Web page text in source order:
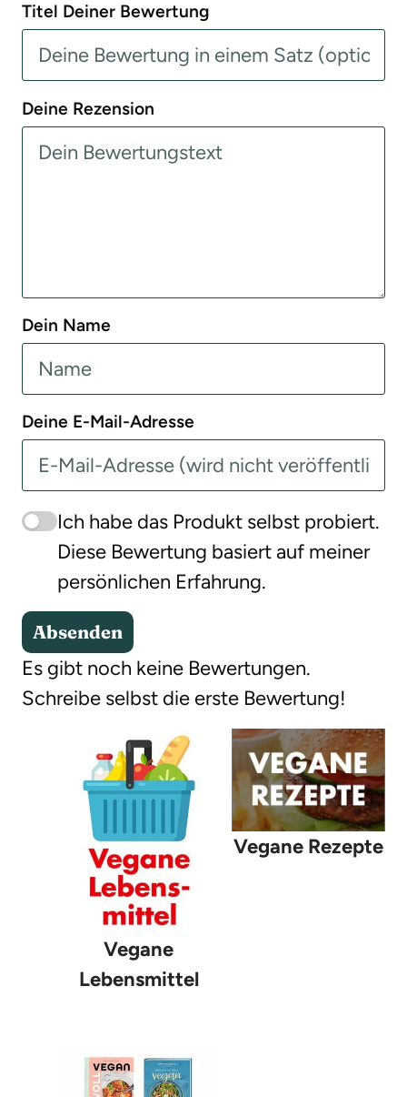
Titel Deiner Bewertung
Deine Rezension
Dein Name
Deine E-Mail-Adresse
Ich habe das Produkt selbst probiert.
Diese Bewertung basiert auf meiner
persönlichen Erfahrung.
Absenden
Es gibt noch keine Bewertungen.
Schreibe selbst die erste Bewertung!
Vegane
Lebensmittel
Vegane Rezepte